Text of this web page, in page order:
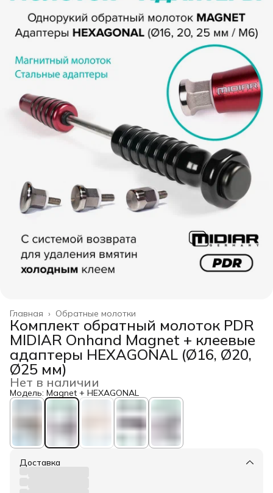
Обратные молотки
Главная ›
Комплект обратный молоток PDR
MIDIAR Onhand Magnet + клеевые
адаптеры HEXAGONAL (Ø16, Ø20,
Ø25 мм)
Нет в наличии
Модель: Magnet + HEXAGONAL
Доставка